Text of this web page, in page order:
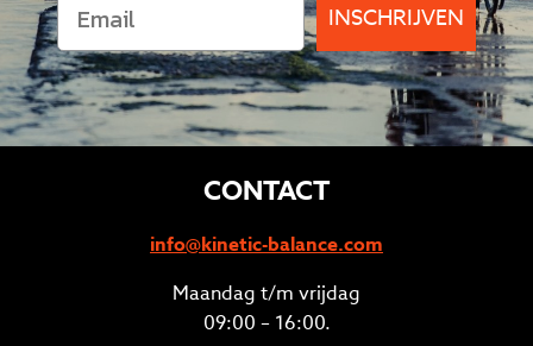
INSCHRIJVEN
CONTACT
info@kinetic-balance.com
Maandag t/m vrijdag
09:00 – 16:00.